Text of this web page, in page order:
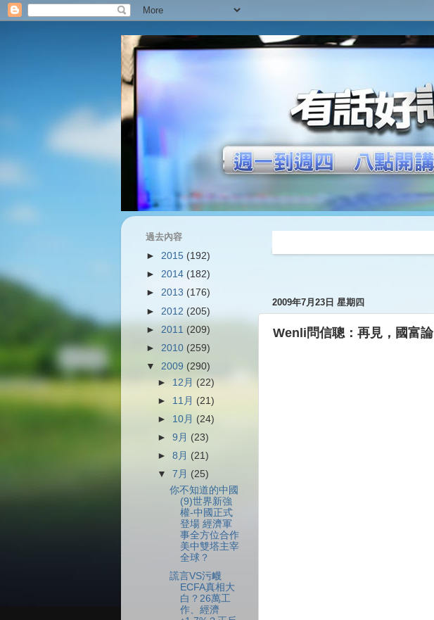
2009年7月23日 星期四
Wenli問信聰：再見，國富論
過去內容
► 2015 (192)
► 2014 (182)
► 2013 (176)
► 2012 (205)
► 2011 (209)
► 2010 (259)
▼ 2009 (290)
► 12月 (22)
► 11月 (21)
► 10月 (24)
►9月 (23)
►8月 (21)
▼7月 (25)
你不知道的中國
(9)世界新強
權-中國正式
登場 經濟軍
事全方位合作
美中雙塔主宰
全球？
謊言VS污衊
ECFA真相大
白？26萬工
作、經濟